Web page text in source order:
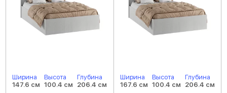
Ширина
147.6 см
Высота
100.4 см
Глубина
206.4 см
Ширина
167.6 см
Высота
100.4 см
Глубина
206.4 см